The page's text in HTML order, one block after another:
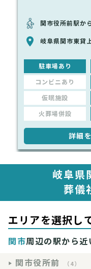
関市役所前駅か
岐阜県関市東貸
駐車場あり
コンビニあり
仮眠施設
火葬場併設
詳細
岐阜県
葬儀
エリアを選択し
関市周辺の駅から近
関市役所前
（4）